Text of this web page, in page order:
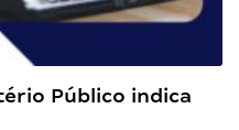
Público indica